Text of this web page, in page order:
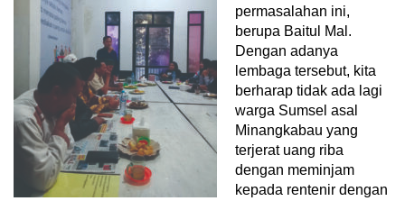
permasalahan ini,
berupa Baitul Mal.
Dengan adanya
lembaga tersebut, kita
berharap tidak ada lagi
warga Sumsel asal
Minangkabau yang
terjerat uang riba
dengan meminjam
kepada rentenir dengan